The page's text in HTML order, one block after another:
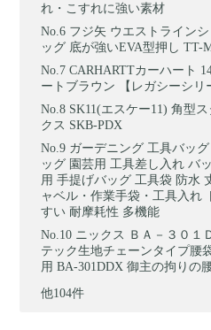
れ・こすれに強い素材
フジ矢 ウエストライン
ッグ 底が強いEVA型押し TT-
CARHARTTカーハート
ートブラウン 【レガシーシリ
SK11(エスケー11) 角型
クス SKB-PDX
ガーデニング 工具バッ
ッグ 園芸用 工具差し入れ バ
用 手提げバッグ 工具袋 防水
ャベル・作業手袋・工具入れ
すい 耐摩耗性 多機能
ニックス ＢＡ－３０１
テック生地チェーンタイプ腰
用 BA-301DDX 御主の拘りの
他104件